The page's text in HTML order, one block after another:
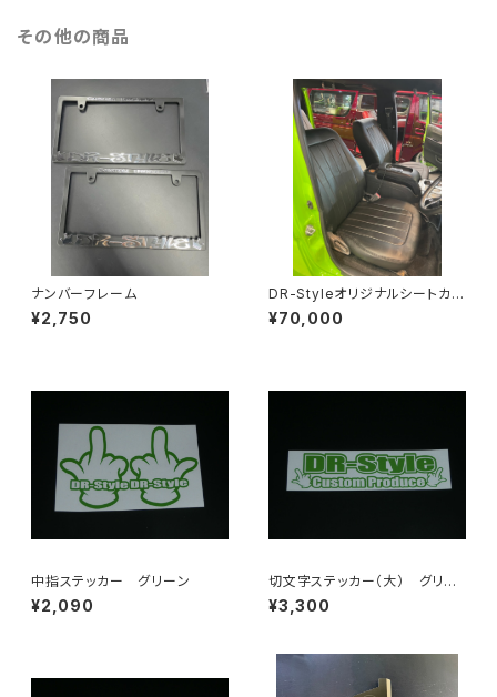
その他の商品
ナンバーフレーム
¥2,750
DR-Styleオリジナルシートカバ
ー
¥70,000
中指ステッカー グリーン
¥2,090
切文字ステッカー（大） グリー
ン
¥3,300